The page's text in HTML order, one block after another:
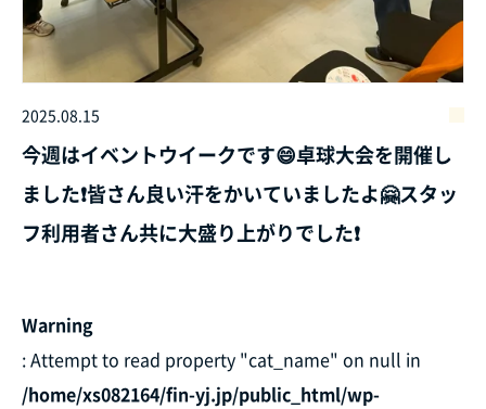
2025.08.15
今週はイベントウイークです😄卓球大会を開催し
ました❗皆さん良い汗をかいていましたよ🤗スタッ
フ利用者さん共に大盛り上がりでした❗
Warning
: Attempt to read property "cat_name" on null in
/home/xs082164/fin-yj.jp/public_html/wp-